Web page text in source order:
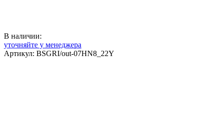
В наличии:
уточняйте у менеджера
Артикул: BSGRI/out-07HN8_22Y